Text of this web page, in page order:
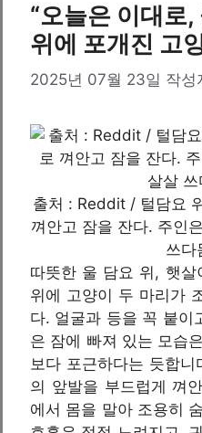
“오늘은 이대로
위에 포개진 고
2025년 07월 23일 작성
출처 : Reddit / 털담요
껴안고 잠을 잔다. 주인
쓰다
따뜻한 울 담요 위, 햇
위에 고양이 두 마리가
다. 얼굴과 등을 꼭 붙이
은 잠에 빠져 있는 모습
보다 포근하다는 듯합
의 앞발을 부드럽게 껴
에서 몸을 말아 조용히